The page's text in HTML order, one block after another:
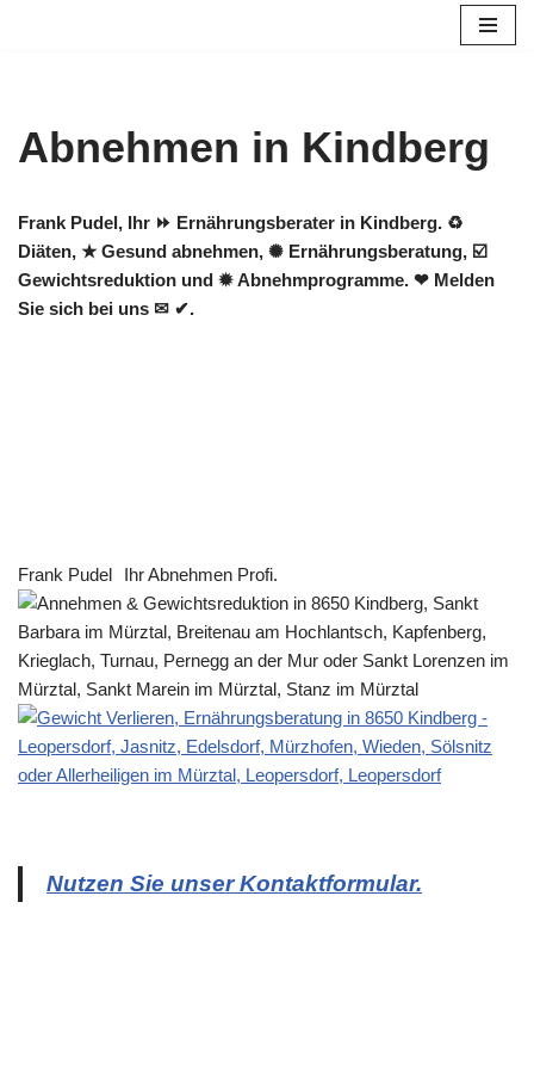
Abnehmen in Kindberg
Frank Pudel, Ihr ⏩ Ernährungsberater in Kindberg. ♻
Diäten, ★ Gesund abnehmen, ✺ Ernährungsberatung, ☑️
Gewichtsreduktion und ✹ Abnehmprogramme. ❤ Melden
Sie sich bei uns ✉ ✔.
Frank Pudel Ihr Abnehmen Profi.
Nutzen Sie unser Kontaktformular.